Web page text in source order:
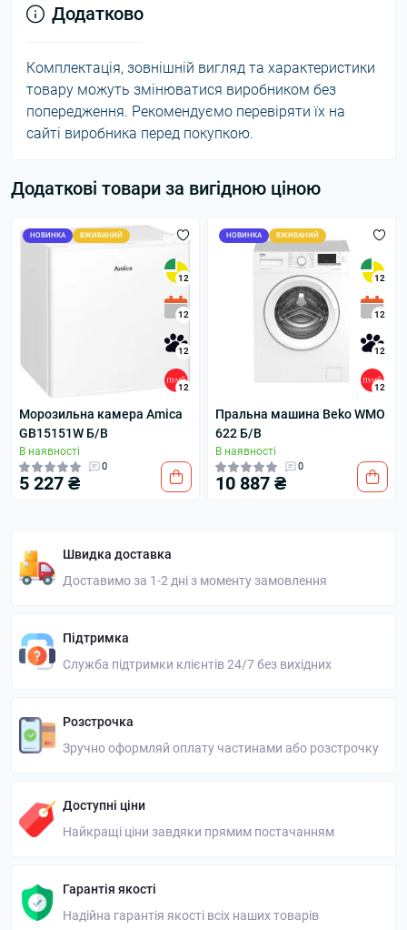
Додатково
Комплектація, зовнішній вигляд та характеристики
товару можуть змінюватися виробником без
попередження. Рекомендуємо перевіряти їх на
сайті виробника перед покупкою.
Додаткові товари за вигідною ціною
НОВИНКА ВЖИВАНИЙ
12
12
12
12
Морозильна камера Amica
GB15151W Б/В
В наявності
0
5 227 ₴
НОВИНКА ВЖИВАНИЙ
12
12
12
12
Пральна машина Beko WMO
622 Б/В
В наявності
0
10 887 ₴
Швидка доставка
Доставимо за 1-2 дні з моменту замовлення
Підтримка
Служба підтримки клієнтів 24/7 без вихідних
Розстрочка
Зручно оформляй оплату частинами або розстрочку
Доступні ціни
Найкращі ціни завдяки прямим постачанням
Гарантія якості
Надійна гарантія якості всіх наших товарів